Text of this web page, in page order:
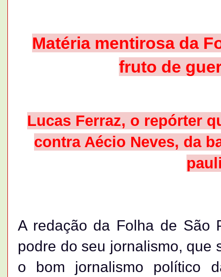
Matéria mentirosa da
fruto de
Lucas Ferraz, o repórter
contra Aécio Neves, da
A redação da Folha de São
podre do seu jornalismo, que
o bom jornalismo político